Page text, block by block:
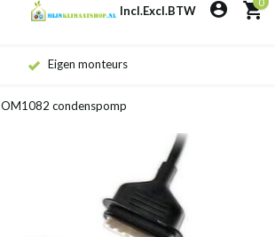
Incl.Excl.BTW
Eigen monteurs
OM1082 condenspomp